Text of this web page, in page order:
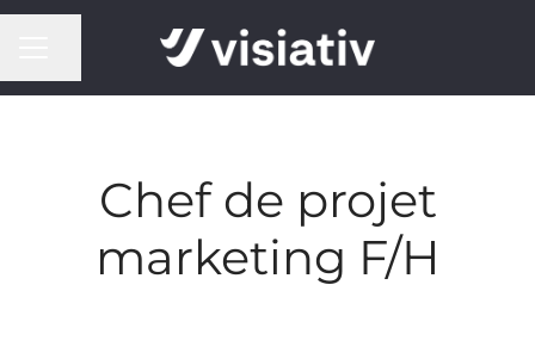
MENU CARRIÈRE
Partager la page
Chef de projet
marketing F/H